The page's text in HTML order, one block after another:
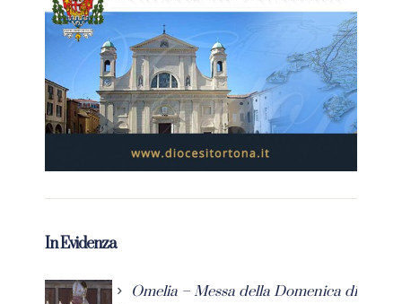
In Evidenza
Omelia – Messa della Domenica di